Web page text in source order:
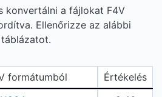
konvertálni a fájlokat F4V
Ellenőrizze az alábbi
táblázatot.
formátumból
Értékelés